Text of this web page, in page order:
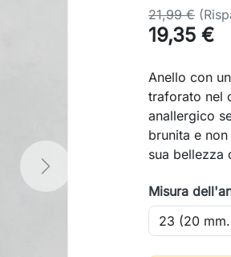
Next
21,99 €
19,35 €
Anello con
traforato nel
anallergico
brunita e
sua bellezza
Misura